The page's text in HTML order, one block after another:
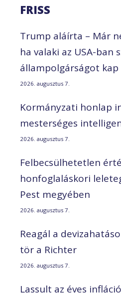
FRISS
Trump aláírta – Már
ha valaki az USA-ban
állampolgárságot kap
2026. augusztus 7.
Kormányzati honlap
mesterséges
2026. augusztus 7.
Felbecsülhetetlen
honfoglaláskori
Pest megyében
2026. augusztus 7.
Reagál a
tör a Richter
2026. augusztus 7.
Lassult az éves